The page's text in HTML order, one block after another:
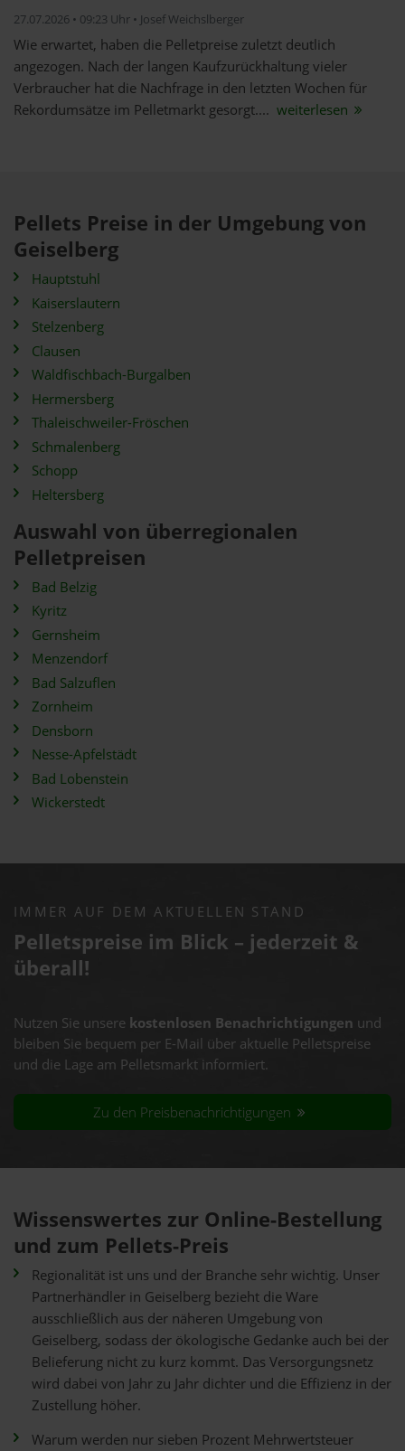
27.07.2026 • 09:23 Uhr • Josef Weichslberger
Wie erwartet, haben die Pelletpreise zuletzt deutlich
angezogen. Nach der langen Kaufzurückhaltung vieler
Verbraucher hat die Nachfrage in den letzten Wochen für
Rekordumsätze im Pelletmarkt gesorgt.... weiterlesen
Pellets Preise in der Umgebung von
Geiselberg
Hauptstuhl
Kaiserslautern
Stelzenberg
Clausen
Waldfischbach-Burgalben
Hermersberg
Thaleischweiler-Fröschen
Schmalenberg
Schopp
Heltersberg
Auswahl von überregionalen
Pelletpreisen
Bad Belzig
Kyritz
Gernsheim
Menzendorf
Bad Salzuflen
Zornheim
Densborn
Nesse-Apfelstädt
Bad Lobenstein
Wickerstedt
IMMER AUF DEM AKTUELLEN STAND
Pelletspreise im Blick – jederzeit &
überall!
Nutzen Sie unsere kostenlosen Benachrichtigungen und
bleiben Sie bequem per E-Mail über aktuelle Pelletspreise
und die Lage am Pelletsmarkt informiert.
Zu den Preisbenachrichtigungen
Wissenswertes zur Online-Bestellung
und zum Pellets-Preis
Regionalität ist uns und der Branche sehr wichtig. Unser
Partnerhändler in Geiselberg bezieht die Ware
ausschließlich aus der näheren Umgebung von
Geiselberg, sodass der ökologische Gedanke auch bei der
Belieferung nicht zu kurz kommt. Das Versorgungsnetz
wird dabei von Jahr zu Jahr dichter und die Effizienz in der
Zustellung höher.
Warum werden nur sieben Prozent Mehrwertsteuer